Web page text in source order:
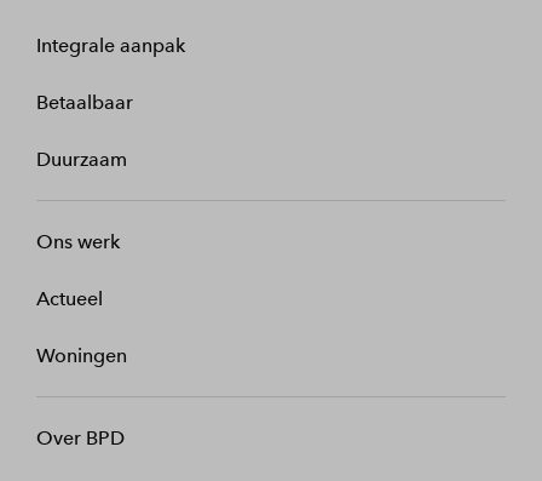
Integrale aanpak
Betaalbaar
Duurzaam
Ons werk
Actueel
Woningen
Over BPD